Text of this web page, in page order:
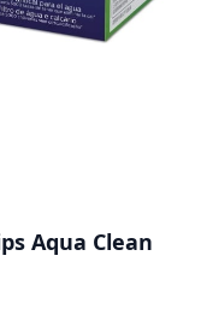
Aqua Clean